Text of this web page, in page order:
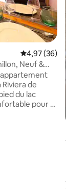
Note
4,97 (36)
Neuf &
de
du lac